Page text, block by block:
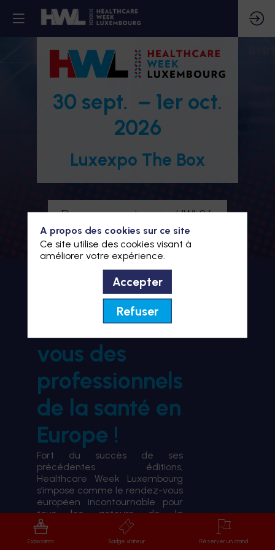
30 sept. – 1er oct.
2026
Luxexpo The Box
Devenez partenaire HWL26
Je m'inscris à HWL26
BIENVENUE À HWL26
le rendez-
vous des
professionnels
de la santé en
Europe !
Fort du succès de ses
précédentes éditions,
Healthcare Week Luxembourg
s’impose comme le rendez-vous
européen incontournable pour
tous les acteurs de la
transformation du système de
santé.
Exposants Badge visiteur Réserver un stand
A propos des cookies sur ce site
Ce site utilise des cookies visant à
améliorer votre expérience.
Accepter
Refuser